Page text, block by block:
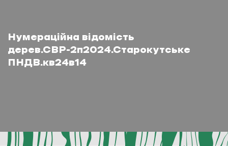
Нумераційна відомість
дерев.СВР-2п2024.Старокутське
ПНДВ.кв24в14